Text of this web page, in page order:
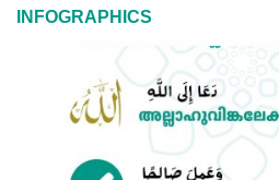
INFOGRAPHICS